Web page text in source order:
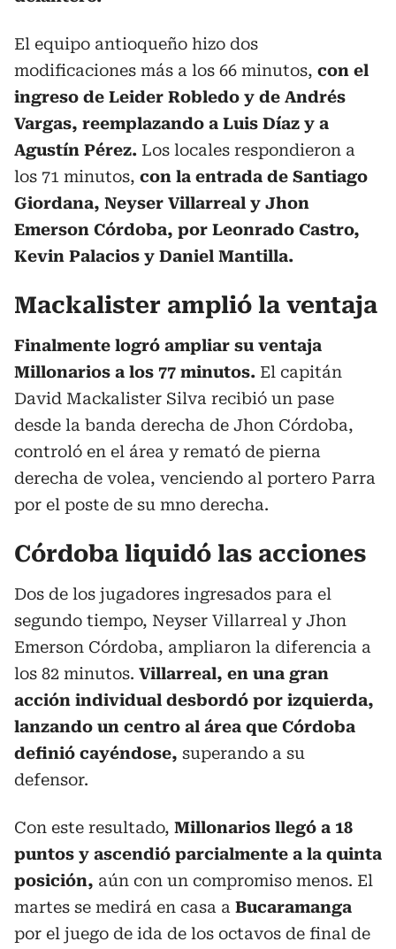
El equipo antioqueño hizo dos
modificaciones más a los 66 minutos, con el
ingreso de Leider Robledo y de Andrés
Vargas, reemplazando a Luis Díaz y a
Agustín Pérez. Los locales respondieron a
los 71 minutos, con la entrada de Santiago
Giordana, Neyser Villarreal y Jhon
Emerson Córdoba, por Leonrado Castro,
Kevin Palacios y Daniel Mantilla.
Mackalister amplió la ventaja
Finalmente logró ampliar su ventaja
Millonarios a los 77 minutos. El capitán
David Mackalister Silva recibió un pase
desde la banda derecha de Jhon Córdoba,
controló en el área y remató de pierna
derecha de volea, venciendo al portero Parra
por el poste de su mno derecha.
Córdoba liquidó las acciones
Dos de los jugadores ingresados para el
segundo tiempo, Neyser Villarreal y Jhon
Emerson Córdoba, ampliaron la diferencia a
los 82 minutos. Villarreal, en una gran
acción individual desbordó por izquierda,
lanzando un centro al área que Córdoba
definió cayéndose, superando a su
defensor.
Con este resultado, Millonarios llegó a 18
puntos y ascendió parcialmente a la quinta
posición, aún con un compromiso menos. El
martes se medirá en casa a Bucaramanga
por el juego de ida de los octavos de final de